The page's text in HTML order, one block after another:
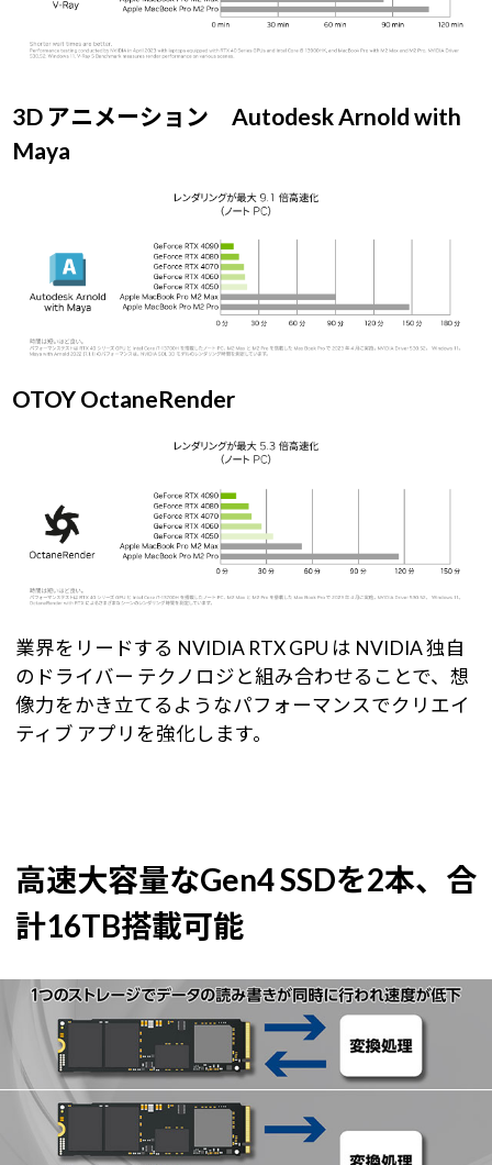
3D アニメーション Autodesk Arnold with
Maya
OTOY OctaneRender
業界をリードする NVIDIA RTX GPU は NVIDIA 独自
のドライバー テクノロジと組み合わせることで、想
像力をかき立てるようなパフォーマンスでクリエイ
ティブ アプリを強化します。
高速大容量なGen4 SSDを2本、合
計16TB搭載可能